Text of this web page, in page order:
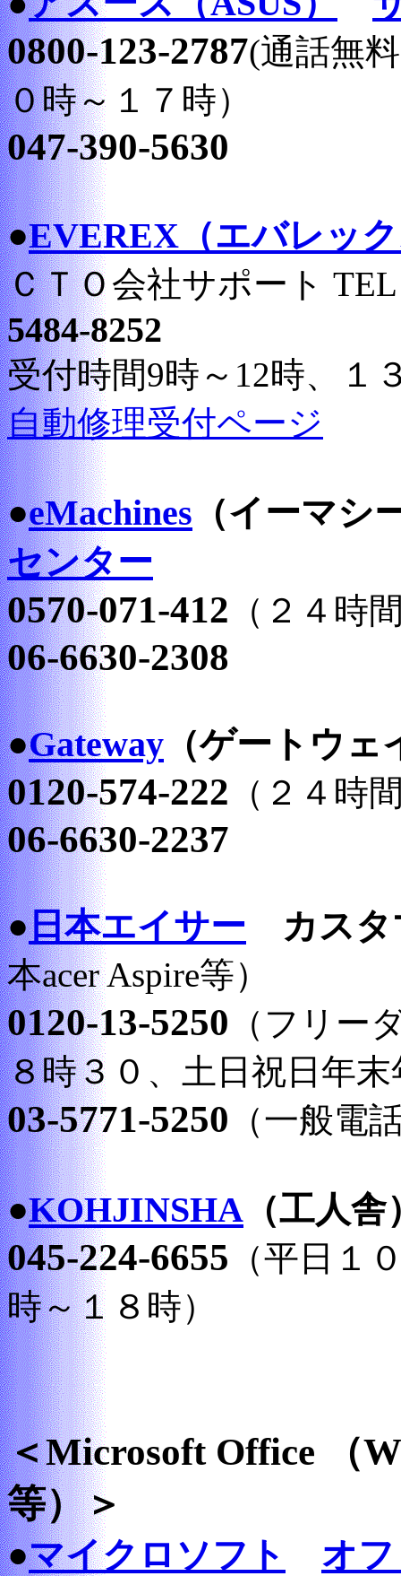
0800-123-2787(通話無
０時～１７時）
047-390-5630
●EVEREX（エバレッ
ＣＴＯ会社サポート
5484-8252
受付時間9時～12時、１
自動修理受付ページ
●eMachines （イーマシ
センター
0570-071-412 （２４時
06-6630-2308
●Gateway （ゲートウェ
0120-574-222 （２４時
06-6630-2237
●日本エイサー カスタ
本acer Aspire等）
0120-13-5250 （フリ
８時３０、土日祝日年
03-5771-5250 （一般電
●KOHJINSHA （工人舎
045-224-6655 （平日１
時～１８時）
＜Microsoft Office
等）＞
●マイクロソフト オ